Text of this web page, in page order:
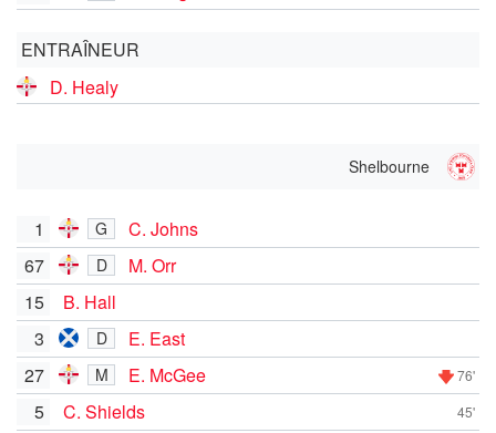
ENTRAÎNEUR
D. Healy
Shelbourne
1 G
C. Johns
67
D
M. Orr
15
B. Hall
3
D
E. East
27
M E. McGee 76'
5 C. Shields 45'